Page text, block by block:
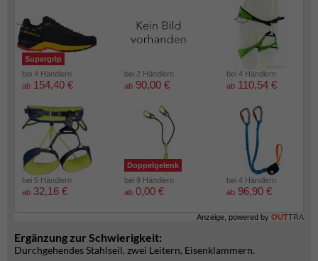
Supergrip
bei 4 Händlern
ab 154,40 €
bei 2 Händlern
ab 90,00 €
bei 4 Händlern
ab 110,54 €
bei 5 Händlern
ab 32,16 €
Doppelgelenk
bei 9 Händlern
ab 0,00 €
bei 4 Händlern
ab 96,90 €
Anzeige, powered by OUTTRA
Ergänzung zur Schwierigkeit:
Durchgehendes Stahlseil, zwei Leitern, Eisenklammern.